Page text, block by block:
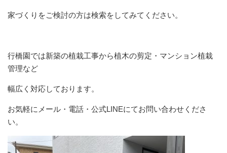
家づくりをご検討の方は検索をしてみてください。
行橋園では新築の植栽工事から植木の剪定・マンション植栽
管理など
幅広く対応しております。
お気軽にメール・電話・公式LINEにてお問い合わせくださ
い。